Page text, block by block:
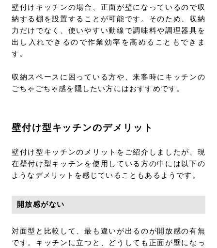
壁付けキッチンの場合、正面が壁になっているので収
納する棚を設置することが可能です。そのため、収納
力だけでなく、使いやすい動線で調味料や調理器具を
出し入れできるので作業効率を高めることもできま
す。
収納スペースに困っている方や、来客時にキッチンの
ごちゃごちゃ感を隠したい方にはおすすめです。
壁付け型キッチンのデメリット
壁付け型キッチンのメリットをご紹介しましたが、現
在壁付け型キッチンを使用している方の中には以下の
ようなデメリットを感じていることもあるようです。
開放感がない
対面型と比較して、最も違いが出るのが開放感の有無
です。キッチンに立つと、どうしても正面が壁になっ